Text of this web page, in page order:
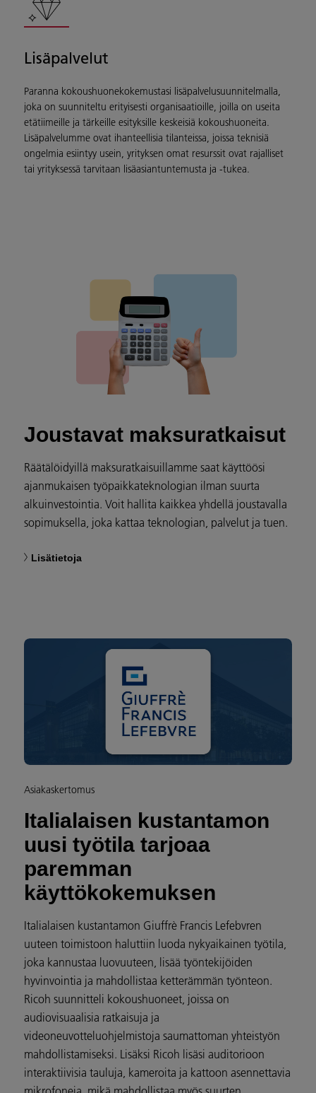
Lisäpalvelut
Paranna kokoushuonekokemustasi lisäpalvelusuunnitelmalla,
joka on suunniteltu erityisesti organisaatioille, joilla on useita
etätiimeille ja tärkeille esityksille keskeisiä kokoushuoneita.
Lisäpalvelumme ovat ihanteellisia tilanteissa, joissa teknisiä
ongelmia esiintyy usein, yrityksen omat resurssit ovat rajalliset
tai yrityksessä tarvitaan lisäasiantuntemusta ja -tukea.
Joustavat maksuratkaisut
Räätälöidyillä maksuratkaisuillamme saat käyttöösi
ajanmukaisen työpaikkateknologian ilman suurta
alkuinvestointia. Voit hallita kaikkea yhdellä joustavalla
sopimuksella, joka kattaa teknologian, palvelut ja tuen.
Lisätietoja
Asiakaskertomus
Italialaisen kustantamon
uusi työtila tarjoaa
paremman
käyttökokemuksen
Italialaisen kustantamon Giuffrè Francis Lefebvren
uuteen toimistoon haluttiin luoda nykyaikainen työtila,
joka kannustaa luovuuteen, lisää työntekijöiden
hyvinvointia ja mahdollistaa ketterämmän työnteon.
Ricoh suunnitteli kokoushuoneet, joissa on
audiovisuaalisia ratkaisuja ja
videoneuvotteluohjelmistoja saumattoman yhteistyön
mahdollistamiseksi. Lisäksi Ricoh lisäsi auditorioon
interaktiivisia tauluja, kameroita ja kattoon asennettavia